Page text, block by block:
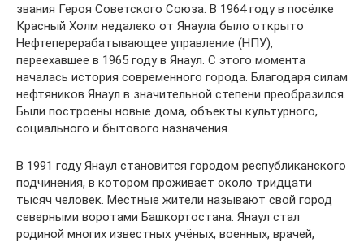
звания Героя Советского Союза. В 1964 году в посёлке
Красный Холм недалеко от Янаула было открыто
Нефтеперерабатывающее управление (НПУ),
переехавшее в 1965 году в Янаул. С этого момента
началась история современного города. Благодаря силам
нефтяников Янаул в значительной степени преобразился.
Были построены новые дома, объекты культурного,
социального и бытового назначения.
В 1991 году Янаул становится городом республиканского
подчинения, в котором проживает около тридцати
тысяч человек. Местные жители называют свой город
северными воротами Башкортостана. Янаул стал
родиной многих известных учёных, военных, врачей,